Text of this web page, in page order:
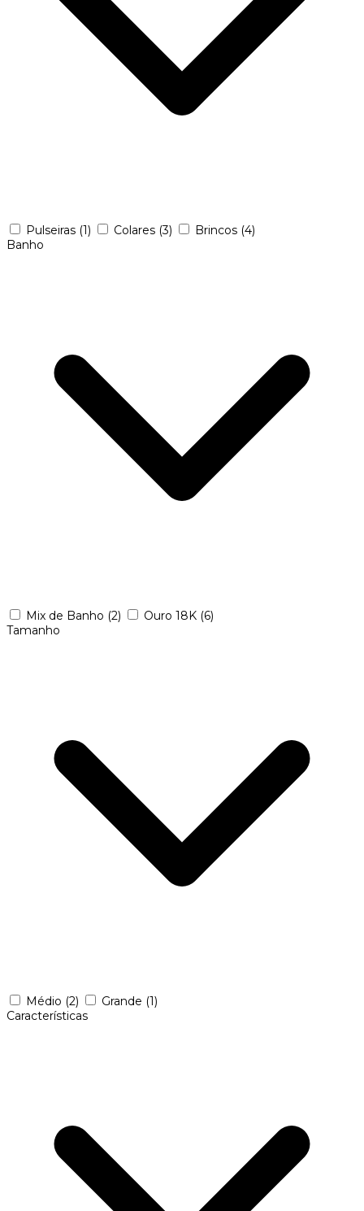
Pulseiras (1) Colares (3) Brincos (4)
Banho
Mix de Banho (2) Ouro 18K (6)
Tamanho
Médio (2) Grande (1)
Características